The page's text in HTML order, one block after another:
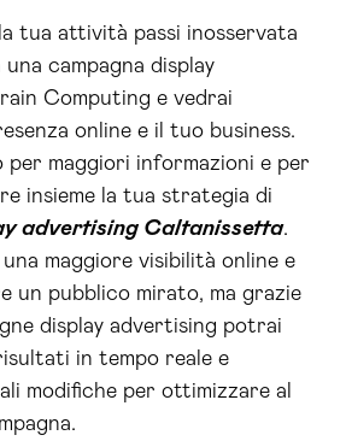
tua attività passi inosservata
campagna display
Computing e vedrai
online e il tuo business.
maggiori informazioni e per
insieme la tua strategia di
advertising Caltanissetta.
maggiore visibilità online e
un pubblico mirato, ma grazie
display advertising potrai
in tempo reale e
modifiche per ottimizzare al